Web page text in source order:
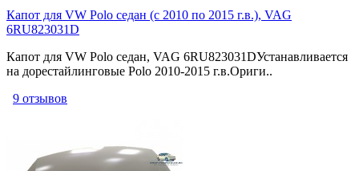
Капот для VW Polo седан (с 2010 по 2015 г.в.), VAG
6RU823031D
Капот для VW Polo седан, VAG 6RU823031DУстанавливается
на дорестайлинговые Polo 2010-2015 г.в.Ориги..
9 отзывов